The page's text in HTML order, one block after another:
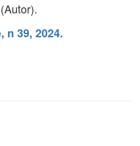
(Autor).
n 39, 2024.